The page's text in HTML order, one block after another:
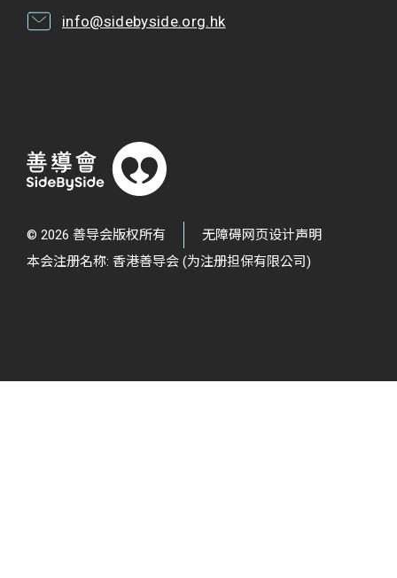
info@sidebyside.org.hk
© 2026 善导会版权所有
无障碍网页设计声明
本会注册名称: 香港善导会 (为注册担保有限公司)